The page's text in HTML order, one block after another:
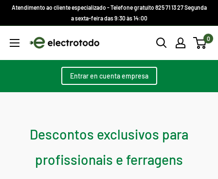
Atendimento ao cliente especializado - Telefone gratuito 825 71 13 27 Segunda
a sexta-feira das 9:30 às 14:00
Electrotodo.es 0
Entrar en cuenta empresa
Descontos exclusivos para
profissionais e ferragens